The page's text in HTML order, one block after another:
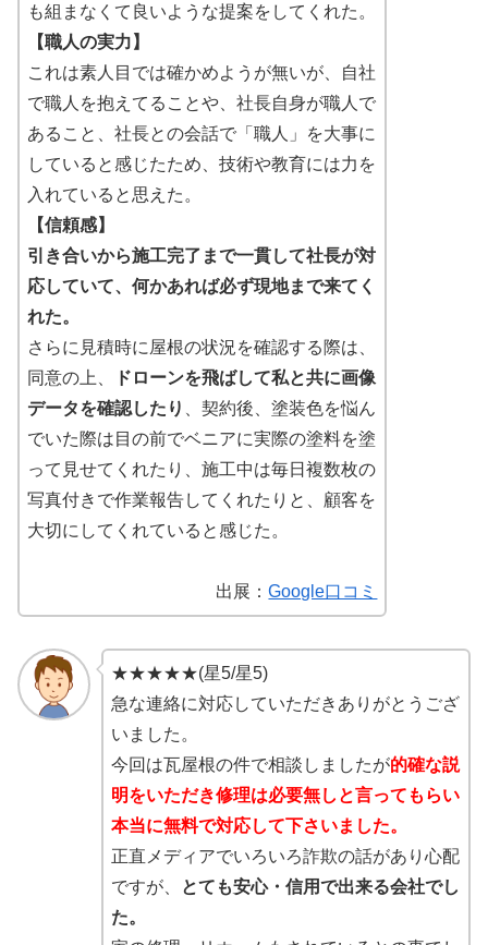
も組まなくて良いような提案をしてくれた。
【職人の実力】
これは素人目では確かめようが無いが、自社
で職人を抱えてることや、社長自身が職人で
あること、社長との会話で「職人」を大事に
していると感じたため、技術や教育には力を
入れていると思えた。
【信頼感】
引き合いから施工完了まで一貫して社長が対
応していて、何かあれば必ず現地まで来てく
れた。
さらに見積時に屋根の状況を確認する際は、
同意の上、
ドローンを飛ばして私と共に画像
データを確認したり
、契約後、塗装色を悩ん
でいた際は目の前でベニアに実際の塗料を塗
って見せてくれたり、施工中は毎日複数枚の
写真付きで作業報告してくれたりと、顧客を
大切にしてくれていると感じた。
出展：Google口コミ
★★★★★(星5/星5)
急な連絡に対応していただきありがとうござ
いました。
今回は瓦屋根の件で相談しましたが的確な説
明をいただき修理は必要無しと言ってもらい
本当に無料で対応して下さいました。
正直メディアでいろいろ詐欺の話があり心配
ですが、
とても安心・信用で出来る会社でし
た。